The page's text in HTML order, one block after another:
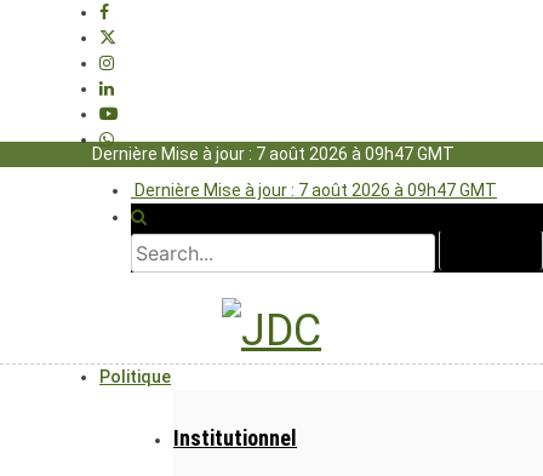
Dernière Mise à jour : 7 août 2026 à 09h47 GMT
Dernière Mise à jour : 7 août 2026 à 09h47 GMT
Politique
Institutionnel